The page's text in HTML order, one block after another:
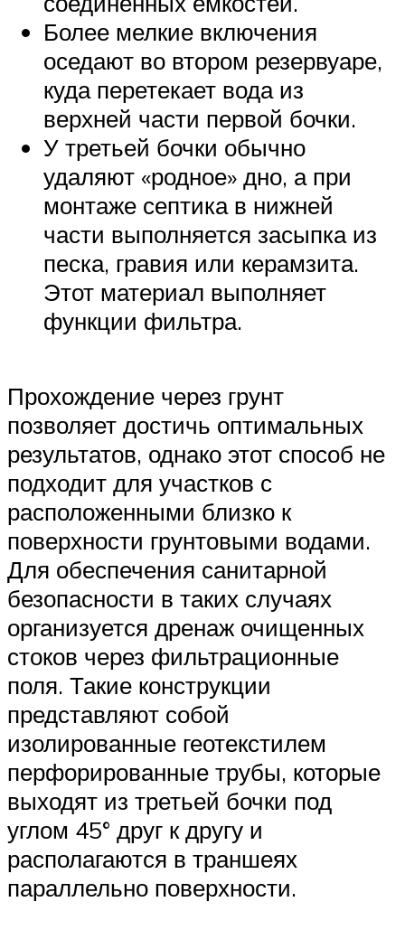
Более мелкие включения
оседают во втором резервуаре,
куда перетекает вода из
верхней части первой бочки.
У третьей бочки обычно
удаляют «родное» дно, а при
монтаже септика в нижней
части выполняется засыпка из
песка, гравия или керамзита.
Этот материал выполняет
функции фильтра.
Прохождение через грунт
позволяет достичь оптимальных
результатов, однако этот способ не
подходит для участков с
расположенными близко к
поверхности грунтовыми водами.
Для обеспечения санитарной
безопасности в таких случаях
организуется дренаж очищенных
стоков через фильтрационные
поля. Такие конструкции
представляют собой
изолированные геотекстилем
перфорированные трубы, которые
выходят из третьей бочки под
углом 45° друг к другу и
располагаются в траншеях
параллельно поверхности.